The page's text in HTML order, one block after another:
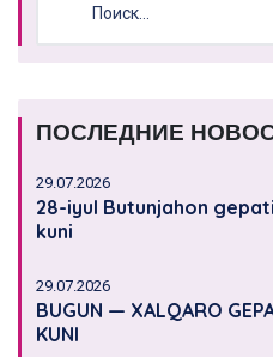
ПОСЛЕДНИЕ
29.07.2026
28-iyul Butunjahon
kuni
29.07.2026
BUGUN — XALQARO
KUNI